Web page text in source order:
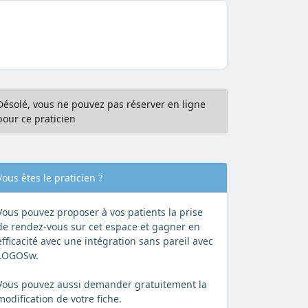
vous ne pouvez pas réserver en ligne
ce praticien
êtes le praticien ?
pouvez proposer à vos patients la prise
rendez-vous sur cet espace et gagner en
avec une intégration sans pareil avec
pouvez aussi demander gratuitement la
de votre fiche.